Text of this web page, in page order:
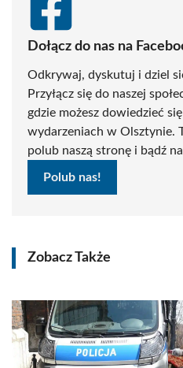
Dołącz do nas na
Odkrywaj, dyskutuj i dziel
Przyłącz się do naszej
gdzie możesz dowiedzieć
wydarzeniach w Olsztynie.
polub naszą stronę i bądź
Polub nas!
Zobacz Także